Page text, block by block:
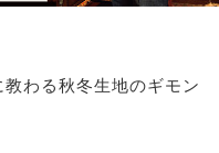
わる秋冬生地のギモン